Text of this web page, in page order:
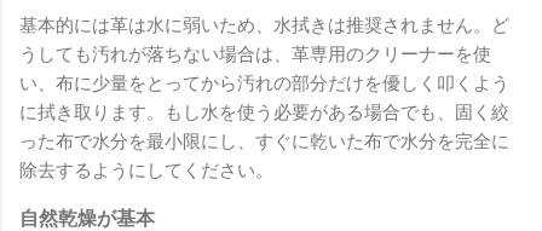
基本的には革は水に弱いため、水拭きは推奨されません。ど
うしても汚れが落ちない場合は、革専用のクリーナーを使
い、布に少量をとってから汚れの部分だけを優しく叩くよう
に拭き取ります。もし水を使う必要がある場合でも、固く絞
った布で水分を最小限にし、すぐに乾いた布で水分を完全に
除去するようにしてください。
自然乾燥が基本